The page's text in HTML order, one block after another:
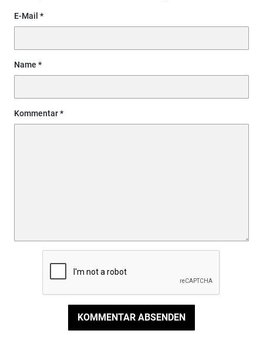
E-Mail
Name
Kommentar
KOMMENTAR ABSENDEN